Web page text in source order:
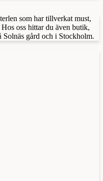
som har tillverkat must,
oss hittar du även butik,
gård och i Stockholm.